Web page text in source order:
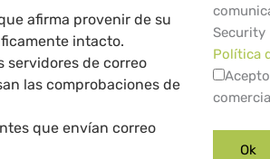
afirma provenir de su
intacto.
servidores de correo
las comprobaciones de
que envían correo
Security
Política